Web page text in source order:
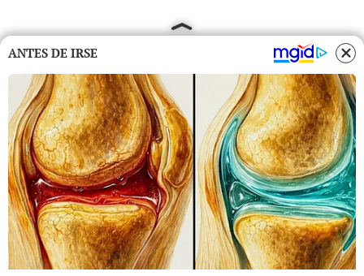
ANTES DE IRSE